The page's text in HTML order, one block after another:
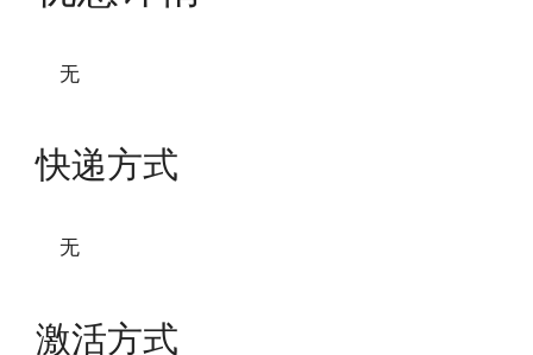
无
快递方式
无
激活方式